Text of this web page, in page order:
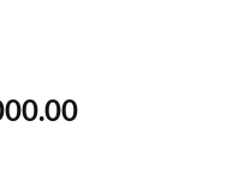
Harga